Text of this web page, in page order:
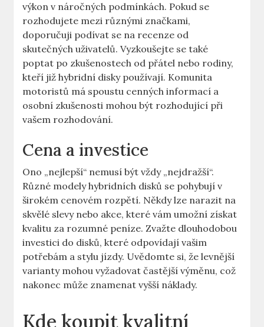
výkon v náročných podmínkách. Pokud ⁢se
rozhodujete mezi různými značkami,
doporučuji‍ podívat se na recenze od
skutečných uživatelů. ‌Vyzkoušejte se také
poptat ‌po zkušenostech od přátel nebo⁣ rodiny,
kteří⁤ již ‍hybridní⁣ disky používají. Komunita
motoristů má spoustu cenných informací ​a
osobní zkušenosti mohou být rozhodující⁢ při
vašem​ rozhodování.
Cena a ‌investice
Ono „nejlepší“ nemusí ​být vždy​ „nejdražší“.
Různé modely‌ hybridních disků⁢ se ⁢pohybují v⁤
širokém‍ cenovém ⁣rozpětí. ⁣Někdy‌ lze narazit na
skvělé slevy nebo akce, ⁢které vám umožní získat
kvalitu za​ rozumné ‌peníze. Zvažte dlouhodobou
investici⁣ do ‌disků,‍ které odpovídají vašim‌
potřebám a stylu‍ jízdy. Uvědomte si, že levnější
varianty mohou⁢ vyžadovat častější výměnu, což
nakonec může znamenat ⁣vyšší náklady.
Kde koupit kvalitní